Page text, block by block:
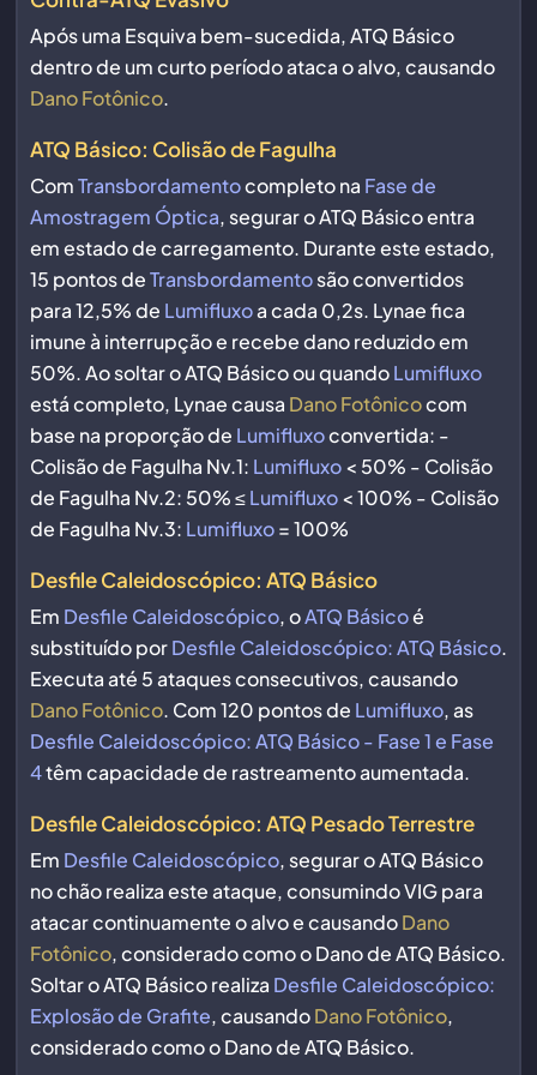
Após uma Esquiva bem-sucedida, ATQ Básico
dentro de um curto período ataca o alvo, causando
Dano Fotônico.
ATQ Básico: Colisão de Fagulha
ComTransbordamentocompleto na Fase de
Amostragem Óptica, segurar o ATQ Básico entra
em estado de carregamento. Durante este estado,
15 pontos deTransbordamentosão convertidos
para 12,5% de Lumifluxoa cada 0,2s. Lynae fica
imune à interrupção e recebe dano reduzido em
50%. Ao soltar o ATQ Básico ou quandoLumifluxo
está completo, Lynae causa Dano Fotônicocom
base na proporção de Lumifluxoconvertida: -
Colisão de Fagulha Nv.1: Lumifluxo< 50% - Colisão
de Fagulha Nv.2: 50% ≤Lumifluxo< 100% - Colisão
de Fagulha Nv.3: Lumifluxo= 100%
Desfile Caleidoscópico: ATQ Básico
Em Desfile Caleidoscópico, oATQ Básicoé
substituído porDesfile Caleidoscópico: ATQ Básico.
Executa até 5 ataques consecutivos, causando
Dano Fotônico. Com 120 pontos de Lumifluxo, as
Desfile Caleidoscópico: ATQ Básico - Fase 1 e Fase
4têm capacidade de rastreamento aumentada.
Desfile Caleidoscópico: ATQ Pesado Terrestre
Em Desfile Caleidoscópico, segurar o ATQ Básico
no chão realiza este ataque, consumindo VIG para
atacar continuamente o alvo e causandoDano
Fotônico, considerado como o Dano de ATQ Básico.
Soltar o ATQ Básico realiza Desfile Caleidoscópico:
Explosão de Grafite, causandoDano Fotônico,
considerado como o Dano de ATQ Básico.